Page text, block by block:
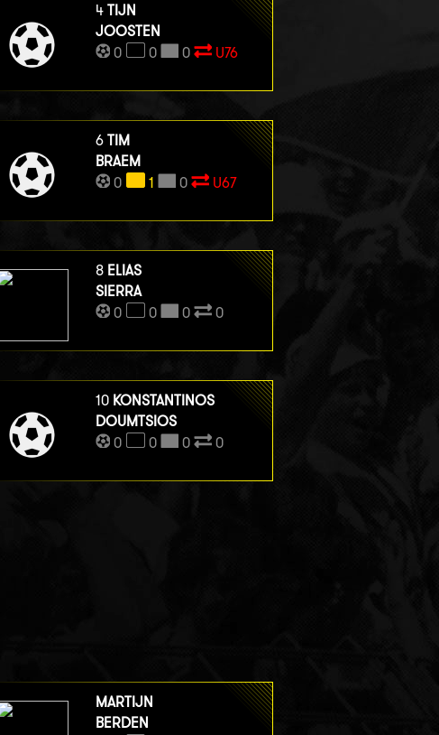
4 TIJN
JOOSTEN
0
0 0 U76
6 TIM
BRAEM
0
1 0 U67
8 ELIAS
SIERRA
0
0 0 0
10 KONSTANTINOS
DOUMTSIOS
0
0 0 0
MARTIJN
BERDEN